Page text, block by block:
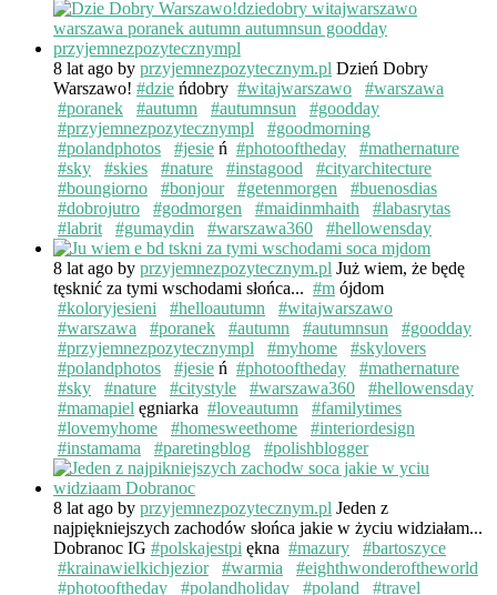
8 lat ago by przyjemnezpozytecznym.pl Dzień Dobry
Warszawo! #dzie ńdobry #witajwarszawo
#warszawa
#poranek
#autumn #autumnsun
#goodday
#przyjemnezpozytecznympl
#goodmorning
#polandphotos
#jesie ń #photooftheday
#mathernature
#sky
#skies #nature #instagood
#cityarchitecture
#boungiorno
#bonjour #getenmorgen
#buenosdias
#dobrojutro
#godmorgen #maidinmhaith
#labasrytas
#labrit
#gumaydin #warszawa360 #hellowensday
8 lat ago by przyjemnezpozytecznym.pl Już wiem, że będę
tęsknić za tymi wschodami słońca... #m ójdom
#koloryjesieni
#helloautumn
#witajwarszawo
#warszawa
#poranek #autumn #autumnsun
#goodday
#przyjemnezpozytecznympl
#myhome
#skylovers
#polandphotos
#jesie ń #photooftheday
#mathernature
#sky
#nature #citystyle #warszawa360
#hellowensday
#mamapiel ęgniarka #loveautumn
#familytimes
#lovemyhome
#homesweethome
#interiordesign
#instamama
#paretingblog #polishblogger
8 lat ago by przyjemnezpozytecznym.pl Jeden z
najpiękniejszych zachodów słońca jakie w życiu widziałam...
Dobranoc IG #polskajestpi ękna #mazury
#bartoszyce
#krainawielkichjezior
#warmia
#eighthwonderoftheworld
#photooftheday
#polandholiday #poland #travel